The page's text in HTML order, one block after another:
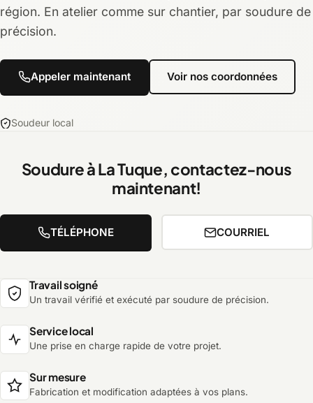
région. En atelier comme sur chantier, par soudure de
précision.
Appeler maintenant Voir nos coordonnées
Soudeur local
Soudure à La Tuque, contactez-nous
maintenant!
TÉLÉPHONE COURRIEL
Travail soigné
Un travail vérifié et exécuté par soudure de précision.
Service local
Une prise en charge rapide de votre projet.
Sur mesure
Fabrication et modification adaptées à vos plans.